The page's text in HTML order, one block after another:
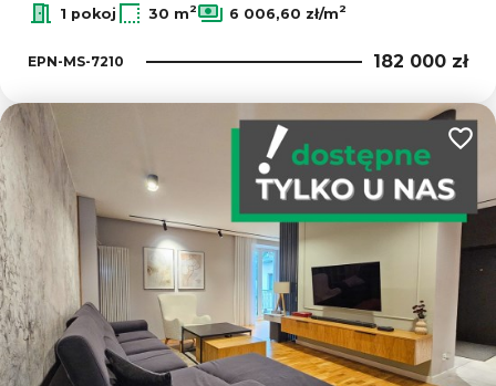
1 pokoj
30 m2 6 006,60 zł/m2
EPN-MS-7210 182 000 zł